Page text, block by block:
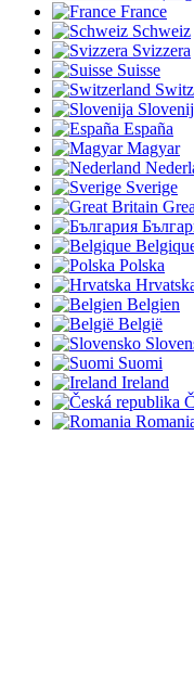
France
Schweiz
Svizzera
Suisse
España
Magyar
Sverige
Polska
Belgien
België
Suomi
Ireland